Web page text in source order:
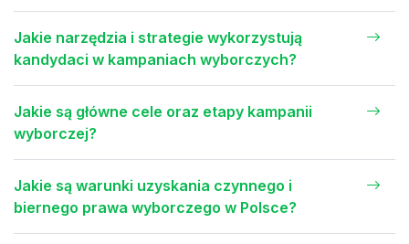
Jakie narzędzia i strategie wykorzystują
kandydaci w kampaniach wyborczych?
Jakie są główne cele oraz etapy kampanii
wyborczej?
Jakie są warunki uzyskania czynnego i
biernego prawa wyborczego w Polsce?